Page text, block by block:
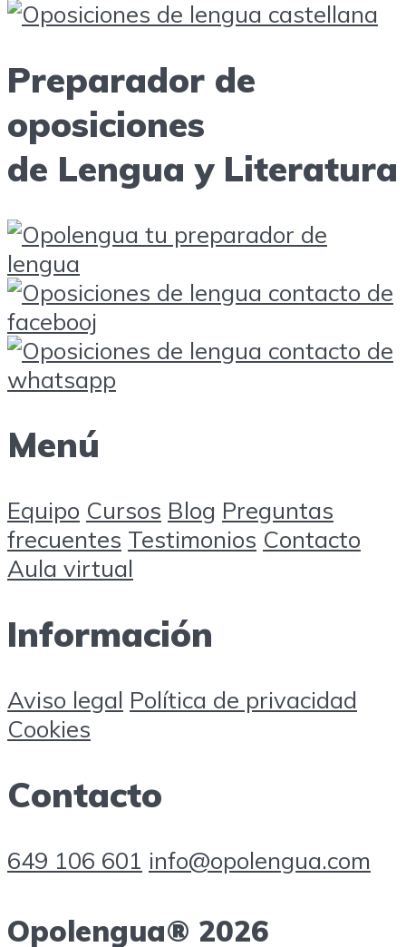
Preparador de
oposiciones
de Lengua y Literatura
Menú
Equipo Cursos Blog Preguntas
frecuentes Testimonios Contacto
Aula virtual
Información
Aviso legal Política de privacidad
Cookies
Contacto
649 106 601 info@opolengua.com
Opolengua® 2026